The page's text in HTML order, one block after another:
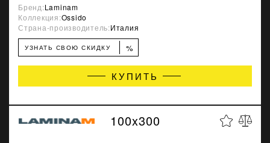
Бренд:Laminam
Коллекция:Ossido
Страна-производитель:Италия
УЗНАТЬ СВОЮ СКИДКУ %
КУПИТЬ
100x300